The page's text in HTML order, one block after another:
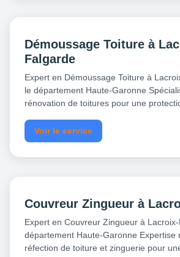
Démoussage Toiture à
Falgarde
Expert en Démoussage Toiture à
le département Haute-Garonne
rénovation de toitures pour une
Voir le service
Couvreur Zingueur à
Expert en Couvreur Zingueur à
département Haute-Garonne Expertise
réfection de toiture et zinguerie pour